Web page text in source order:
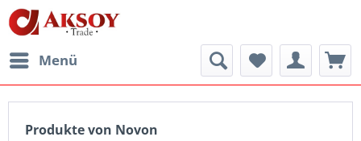
Menü
Produkte von Novon